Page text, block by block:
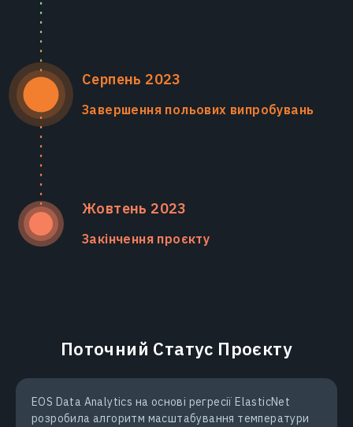
Серпень 2023
Завершення польових випробувань
Жовтень 2023
Закінчення проєкту
Поточний Статус Проєкту
EOS Data Analytics на основі регресії ElasticNet
розробила алгоритм масштабування температури